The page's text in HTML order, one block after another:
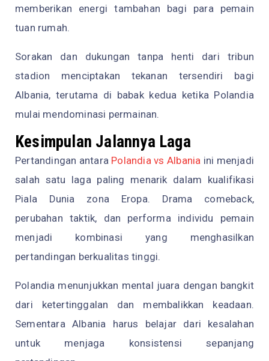
memberikan energi tambahan bagi para pemain
tuan rumah.
Sorakan dan dukungan tanpa henti dari tribun
stadion menciptakan tekanan tersendiri bagi
Albania, terutama di babak kedua ketika Polandia
mulai mendominasi permainan.
Kesimpulan Jalannya Laga
Pertandingan antara Polandia vs Albania ini menjadi
salah satu laga paling menarik dalam kualifikasi
Piala Dunia zona Eropa. Drama comeback,
perubahan taktik, dan performa individu pemain
menjadi kombinasi yang menghasilkan
pertandingan berkualitas tinggi.
Polandia menunjukkan mental juara dengan bangkit
dari ketertinggalan dan membalikkan keadaan.
Sementara Albania harus belajar dari kesalahan
untuk menjaga konsistensi sepanjang